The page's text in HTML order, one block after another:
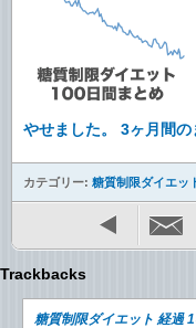
やせました。 3ヶ月間の
カテゴリー: 糖質制限ダイエッ
Trackbacks
糖質制限ダイエット 経